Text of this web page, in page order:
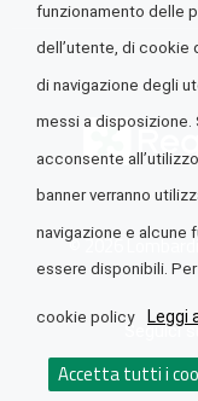
© 2026
Seguici
funzionamento delle
dell’utente, di cookie
di navigazione degli
messi a
acconsente
banner verranno
navigazione e alcune
essere disponibili.
cookie policy Leggi
Accetta tutti i